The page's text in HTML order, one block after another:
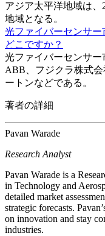
アジア太平洋地域は、
地域となる。
光ファイバーセンサ
どこですか？
光ファイバーセンサー
ABB、フジクラ株式
ートンなどである。
著者の詳細
Pavan Warade
Research Analyst
Pavan Warade is a
in Technology and
detailed market
strategic forecasts.
on innovation and stay
industries.